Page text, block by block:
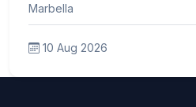
Marbella
10 Aug 2026